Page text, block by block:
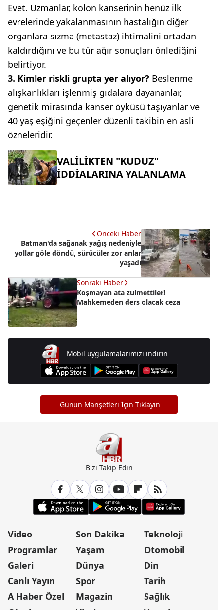
Evet. Uzmanlar, kolon kanserinin henüz ilk
evrelerinde yakalanmasının hastalığın diğer
organlara sızma (metastaz) ihtimalini ortadan
kaldırdığını ve bu tür ağır sonuçları önlediğini
belirtiyor.
3. Kimler riskli grupta yer alıyor? Beslenme
alışkanlıkları işlenmiş gıdalara dayananlar,
genetik mirasında kanser öyküsü taşıyanlar ve
40 yaş eşiğini geçenler düzenli takibin en asli
özneleridir.
VALİLİKTEN "KUDUZ"
İDDİALARINA YALANLAMA
Önceki Haber
Batman'da sağanak yağış nedeniyle
yollar göle döndü, sürücüler zor anlar
yaşadı
Sonraki Haber
Koşmayan ata zulmettiler!
Mahkemeden ders olacak ceza
Mobil uygulamalarımızı indirin
Günün Manşetleri İçin Tıklayın
Bizi Takip Edin
Video
Programlar
Galeri
Canlı Yayın
A Haber Özel
Son Dakika
Yaşam
Dünya
Spor
Magazin
Teknoloji
Otomobil
Din
Tarih
Sağlık